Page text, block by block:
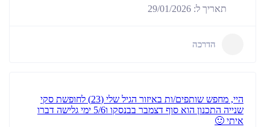
תאריך ל: 29/01/2026
הדרכה
היי, מחפש שותפים/ות באיזור הגיל שלי (23) לחופשת סקי
שנייה התכנון הוא סוף דצמבר בבנסקו ו5/6 ימי גלישה דברו
איתי 🙂